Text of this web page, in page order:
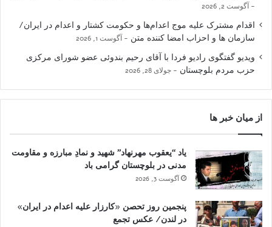
آگوست 2, 2026
اقدام مشترک علیه موج اعدام‌ها و حکومت کشتار و اعدام در ایران/
سازمان ها و احزاب امضا کننده متن
آگوست 1, 2026
ویدیو گفتگوی رادیو فردا با آقای رحیم بندوئی عضو شورای مرکزی
حزب مردم بلوچستان
جولای 28, 2026
از میان خبر ها
یاد “یعقوب مهرنهاد” شهید و نمادِ مبارزه و مقاومت
مدنی در بلوچستان گرامی باد
آگوست 3, 2026
پنجمین روز تحصن «کارزار علیه اعدام در ایران»
در لندن/ عکس تجمع